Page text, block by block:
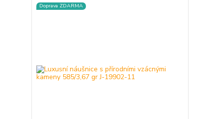
Doprava ZDARMA